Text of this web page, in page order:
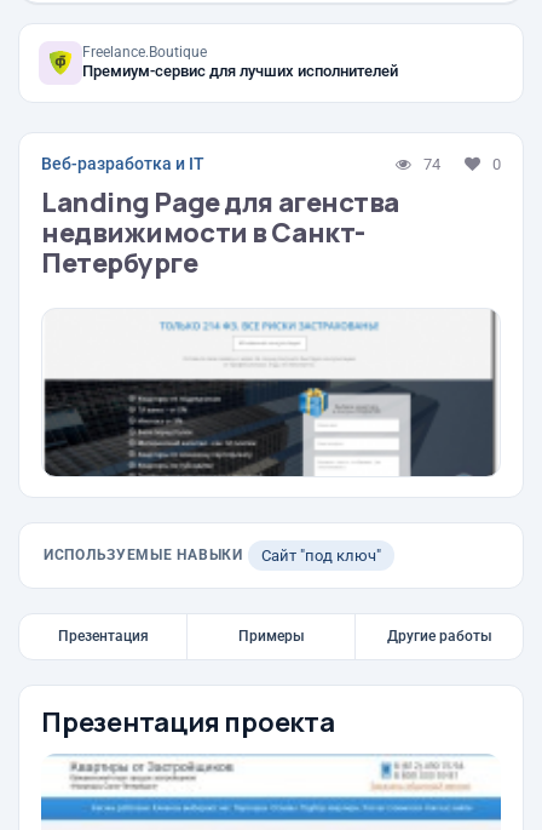
Freelance.Boutique
Премиум-сервис для лучших исполнителей
Веб-разработка и IT 74 0
Landing Page для агенства
недвижимости в Санкт-
Петербурге
ИСПОЛЬЗУЕМЫЕ НАВЫКИ Сайт "под ключ"
Презентация Примеры Другие работы
Презентация проекта